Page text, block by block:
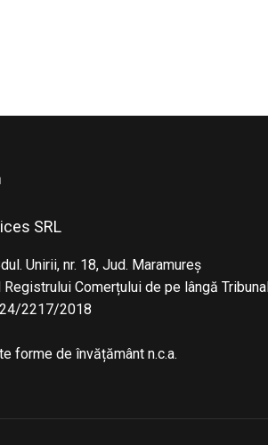
SRL
Unirii, nr. 18, Jud. Maramureş
Comerțului de pe lângă
2217/2018
forme de învățământ n.c.a.